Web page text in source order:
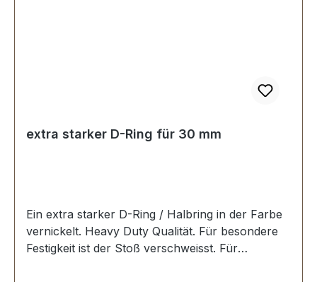
extra starker D-Ring für 30 mm
Ein extra starker D-Ring / Halbring in der Farbe
vernickelt. Heavy Duty Qualität. Für besondere
Festigkeit ist der Stoß verschweisst. Für